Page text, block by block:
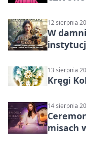
12 sierpnia
W
13 sierpnia
Kręgi
14 sierpnia
misach